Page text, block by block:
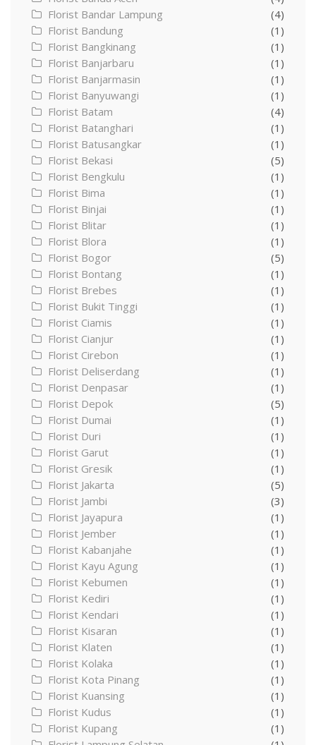
Florist Bandar Lampung
(4)
Florist Bandung
(1)
Florist Bangkinang
(1)
Florist Banjarbaru
(1)
Florist Banjarmasin
(1)
Florist Banyuwangi
(1)
Florist Batam
(4)
Florist Batanghari
(1)
Florist Batusangkar
(1)
Florist Bekasi
(5)
Florist Bengkulu
(1)
Florist Bima
(1)
Florist Binjai
(1)
Florist Blitar
(1)
Florist Blora
(1)
Florist Bogor
(5)
Florist Bontang
(1)
Florist Brebes
(1)
Florist Bukit Tinggi
(1)
Florist Ciamis
(1)
Florist Cianjur
(1)
Florist Cirebon
(1)
Florist Deliserdang
(1)
Florist Denpasar
(1)
Florist Depok
(5)
Florist Dumai
(1)
Florist Duri
(1)
Florist Garut
(1)
Florist Gresik
(1)
Florist Jakarta
(5)
Florist Jambi
(3)
Florist Jayapura
(1)
Florist Jember
(1)
Florist Kabanjahe
(1)
Florist Kayu Agung
(1)
Florist Kebumen
(1)
Florist Kediri
(1)
Florist Kendari
(1)
Florist Kisaran
(1)
Florist Klaten
(1)
Florist Kolaka
(1)
Florist Kota Pinang
(1)
Florist Kuansing
(1)
Florist Kudus
(1)
Florist Kupang
(1)